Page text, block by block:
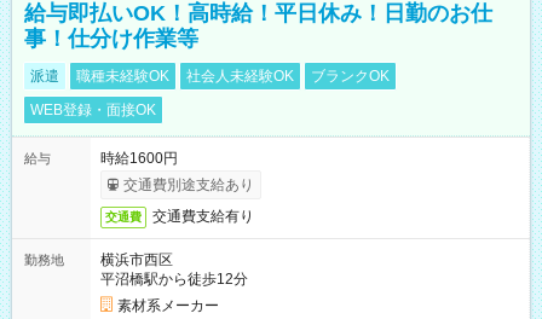
給与即払いOK！高時給！平日休み！日勤のお仕
事！仕分け作業等
派遣 職種未経験OK 社会人未経験OK
ブランクOK
WEB登録・面接OK
給与
時給1600円
交通費別途支給あり
交通費 交通費支給有り
勤務地
横浜市西区
平沼橋駅から徒歩12分
素材系メーカー